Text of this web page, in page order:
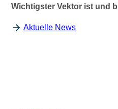
Wichtigster Vektor ist und
Aktuelle News